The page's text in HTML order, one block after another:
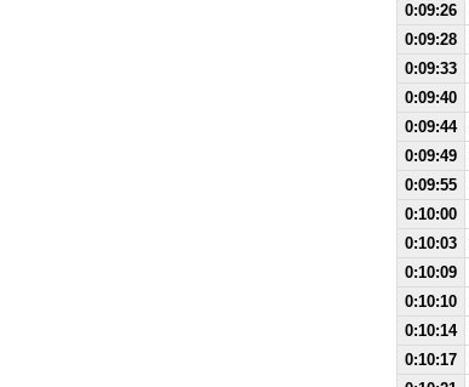
0:09:26
0:09:28
0:09:33
0:09:40
0:09:44
0:09:49
0:09:55
0:10:00
0:10:03
0:10:09
0:10:10
0:10:14
0:10:17